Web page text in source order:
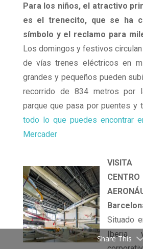
Para los niños, el atractivo
es el trenecito, que se ha
símbolo y el reclamo para
Los domingos y festivos circulan
de vías trenes eléctricos en
grandes y pequeños pueden
recorrido de 834 metros por
parque que pasa por puentes y
todo lo que puedes encontrar
Mercader
VISITA
Situado
Iberia
Share This